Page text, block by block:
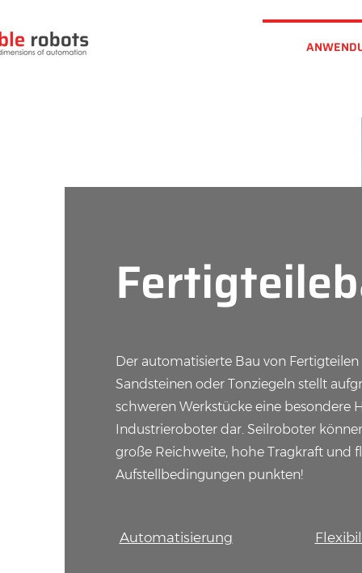
Der automatisierte Bau von Fertigteilen
Sandsteinen oder Tonziegeln stellt
schweren Werkstücke eine besondere
Industrieroboter dar. Seilroboter
große Reichweite, hohe Tragkraft und
Aufstellbedingungen punkten!
Automatisierung